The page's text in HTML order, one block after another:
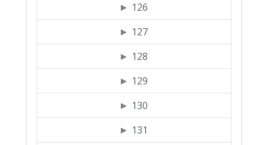
126
127
128
129
130
131